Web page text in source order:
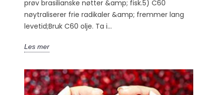
prøv brasilianske nøtter &amp; fisk.5) C60
nøytraliserer frie radikaler &amp; fremmer lang
levetid;Bruk C60 olje. Ta i...
Les mer